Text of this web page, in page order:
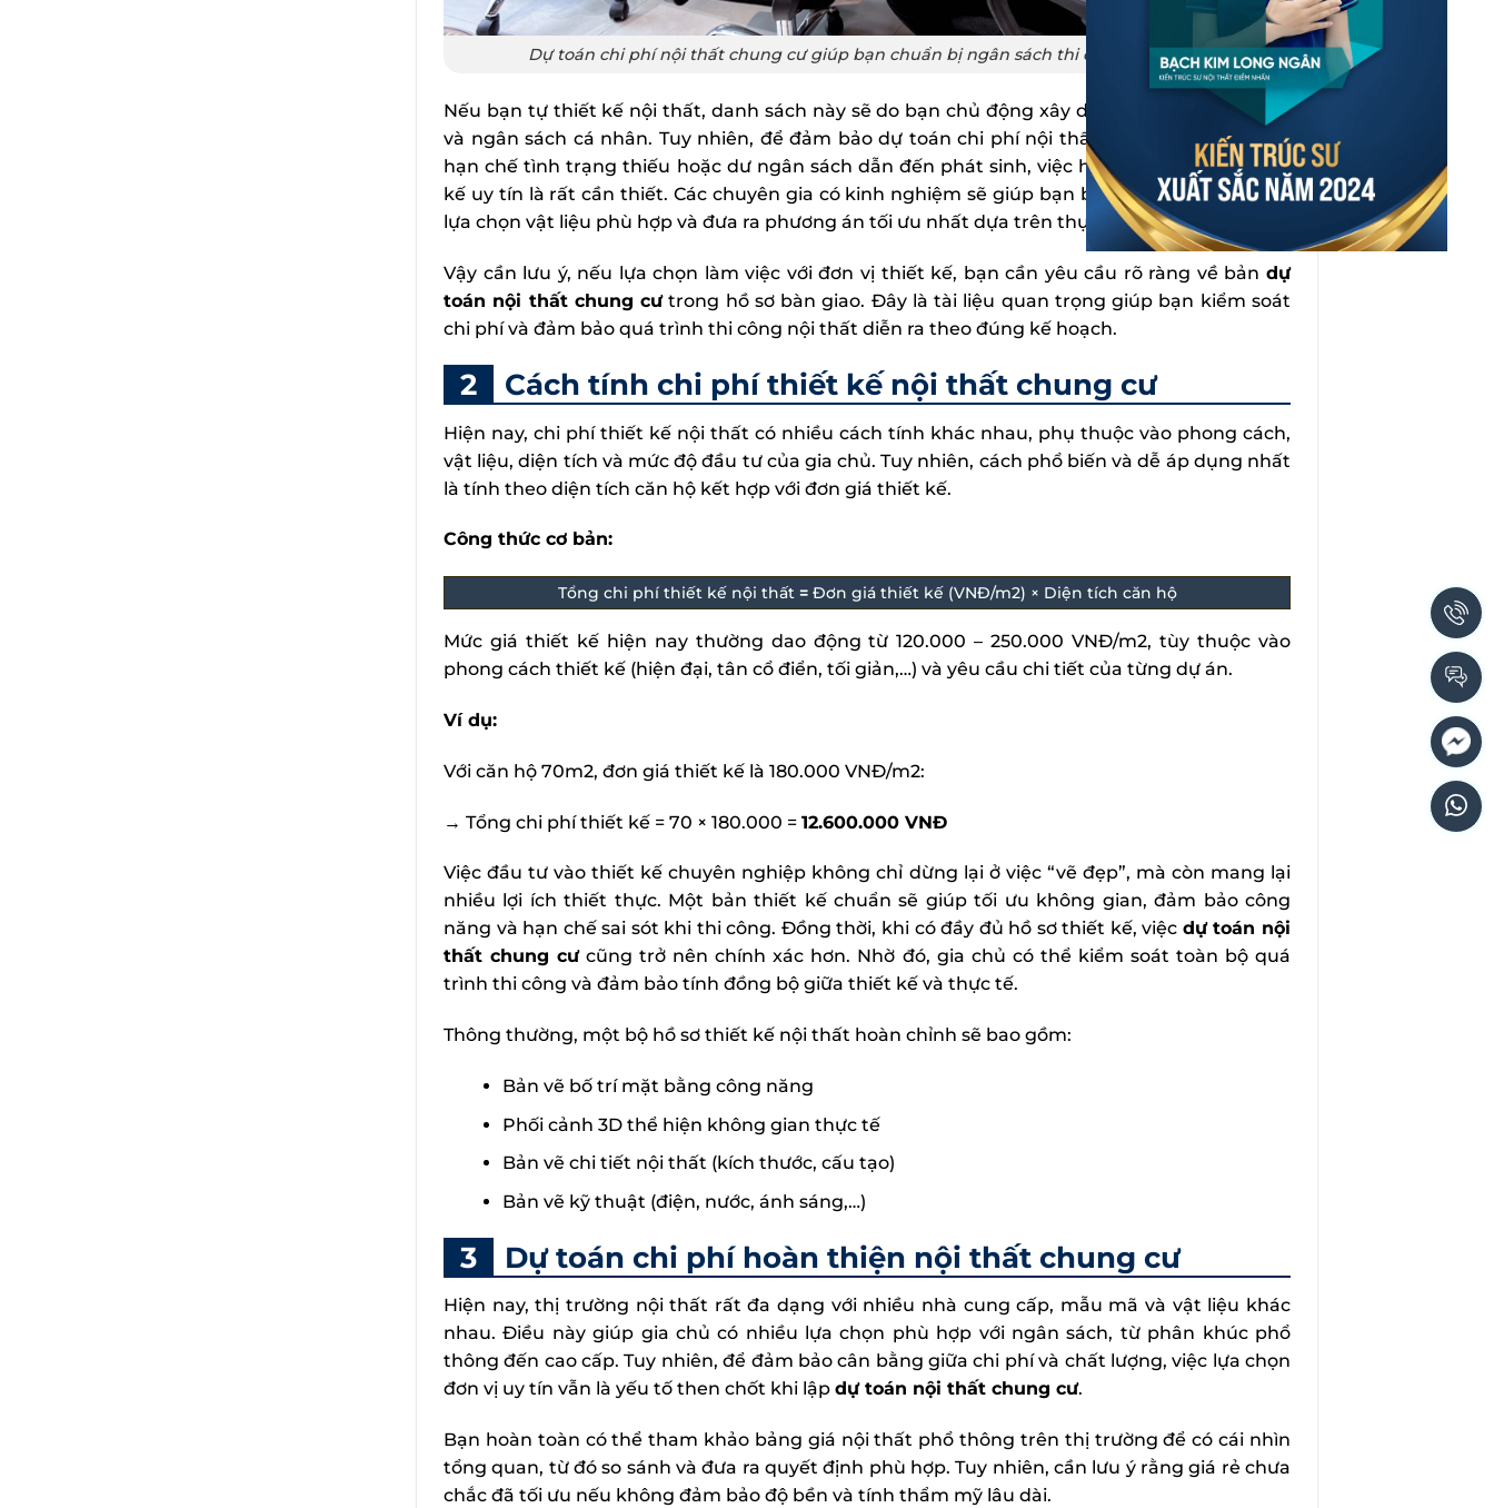
Dự toán chi phí nội thất chung cư giúp bạn chuẩn bị ngân sách thi công chính xác
Nếu bạn tự thiết kế nội thất, danh sách này sẽ do bạn chủ động xây dựng dựa trên nhu cầu
và ngân sách cá nhân. Tuy nhiên, để đảm bảo dự toán chi phí nội thất chung cư chính xác,
hạn chế tình trạng thiếu hoặc dư ngân sách dẫn đến phát sinh, việc hợp tác với đơn vị thiết
kế uy tín là rất cần thiết. Các chuyên gia có kinh nghiệm sẽ giúp bạn bóc tách chi phí hợp lý,
lựa chọn vật liệu phù hợp và đưa ra phương án tối ưu nhất dựa trên thực tế thi công.
Vậy cần lưu ý, nếu lựa chọn làm việc với đơn vị thiết kế, bạn cần yêu cầu rõ ràng về bản dự
toán nội thất chung cưtrong hồ sơ bàn giao. Đây là tài liệu quan trọng giúp bạn kiểm soát
chi phí và đảm bảo quá trình thi công nội thất diễn ra theo đúng kế hoạch.
Cách tính chi phí thiết kế nội thất chung cư
Hiện nay, chi phí thiết kế nội thất có nhiều cách tính khác nhau, phụ thuộc vào phong cách,
vật liệu, diện tích và mức độ đầu tư của gia chủ. Tuy nhiên, cách phổ biến và dễ áp dụng nhất
là tính theo diện tích căn hộ kết hợp với đơn giá thiết kế.
Công thức cơ bản:
Tổng chi phí thiết kế nội thất= Đơn giá thiết kế (VNĐ/m2) × Diện tích căn hộ
Mức giá thiết kế hiện nay thường dao động từ 120.000 – 250.000 VNĐ/m2, tùy thuộc vào
phong cách thiết kế (hiện đại, tân cổ điển, tối giản,…) và yêu cầu chi tiết của từng dự án.
Ví dụ:
Với căn hộ 70m2, đơn giá thiết kế là 180.000 VNĐ/m2:
→ Tổng chi phí thiết kế = 70 × 180.000 = 12.600.000 VNĐ
Việc đầu tư vào thiết kế chuyên nghiệp không chỉ dừng lại ở việc “vẽ đẹp”, mà còn mang lại
nhiều lợi ích thiết thực. Một bản thiết kế chuẩn sẽ giúp tối ưu không gian, đảm bảo công
năng và hạn chế sai sót khi thi công. Đồng thời, khi có đầy đủ hồ sơ thiết kế, việc dự toán nội
thất chung cưcũng trở nên chính xác hơn. Nhờ đó, gia chủ có thể kiểm soát toàn bộ quá
trình thi công và đảm bảo tính đồng bộ giữa thiết kế và thực tế.
Thông thường, một bộ hồ sơ thiết kế nội thất hoàn chỉnh sẽ bao gồm:
Bản vẽ bố trí mặt bằng công năng
Phối cảnh 3D thể hiện không gian thực tế
Bản vẽ chi tiết nội thất (kích thước, cấu tạo)
Bản vẽ kỹ thuật (điện, nước, ánh sáng,…)
Dự toán chi phí hoàn thiện nội thất chung cư
Hiện nay, thị trường nội thất rất đa dạng với nhiều nhà cung cấp, mẫu mã và vật liệu khác
nhau. Điều này giúp gia chủ có nhiều lựa chọn phù hợp với ngân sách, từ phân khúc phổ
thông đến cao cấp. Tuy nhiên, để đảm bảo cân bằng giữa chi phí và chất lượng, việc lựa chọn
đơn vị uy tín vẫn là yếu tố then chốt khi lập dự toán nội thất chung cư.
Bạn hoàn toàn có thể tham khảo bảng giá nội thất phổ thông trên thị trường để có cái nhìn
tổng quan, từ đó so sánh và đưa ra quyết định phù hợp. Tuy nhiên, cần lưu ý rằng giá rẻ chưa
chắc đã tối ưu nếu không đảm bảo độ bền và tính thẩm mỹ lâu dài.